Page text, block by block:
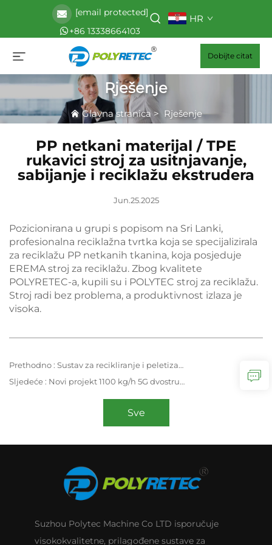
[email protected]
+86 13338664103
HR
Dobijte citat
Rješenje
Glavna stranica> Rješenje
PP netkani materijal / TPE
rukavici stroj za usitnjavanje,
sabijanje i reciklažu ekstrudera
Jun.25.2025
Pozicionirana u grupi s popisom na Sri Lanki,
profesionalna reciklažna tvrtka koja se specijalizirala
za reciklažu PP netkanih tkanina, koja posjeduje
EREMA stroj za reciklažu. Zbog kvalitete
POLYRETEC-a, kupili su i POLYTEC stroj za reciklažu.
Stroj radi bez problema, a produktivnost izlaza je
visoka.
Prethodno : Sustav za recikliranje i peletizaciju LDPE folija od Polytec Machinery
Sljedeće : Novi projekt 1100 kg/h 5G dvostruki filtracioni sistem sabijanja i peletizacije
Sve
Suzhou Polytec Machine Co LTD isporučuje
visokokvalitetne, prilagođene sustave za